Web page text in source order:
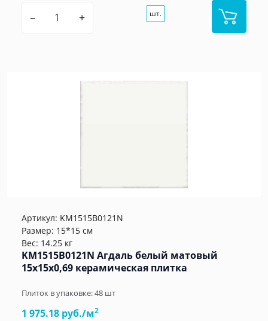
– + шт.
Артикул: KM1515B0121N
Размер: 15*15 см
Вес: 14.25 кг
KM1515B0121N Агдаль белый матовый
15x15x0,69 керамическая плитка
Плиток в упаковке:48 шт
1 975.18 руб./м2